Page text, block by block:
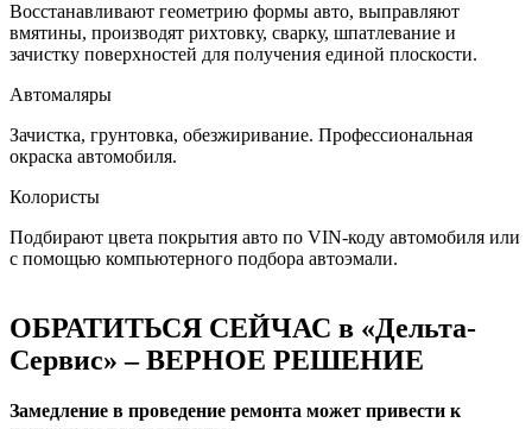
Восстанавливают геометрию формы авто, выправляют
вмятины, производят рихтовку, сварку, шпатлевание и
зачистку поверхностей для получения единой плоскости.
Автомаляры
Зачистка, грунтовка, обезжиривание. Профессиональная
окраска автомобиля.
Колористы
Подбирают цвета покрытия авто по VIN-коду автомобиля или
с помощью компьютерного подбора автоэмали.
ОБРАТИТЬСЯ СЕЙЧАС в «Дельта-
Сервис» – ВЕРНОЕ РЕШЕНИЕ
Замедление в проведение ремонта может привести к